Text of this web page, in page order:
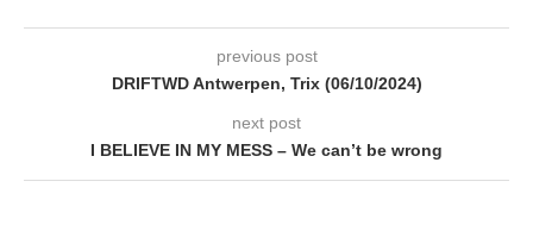
previous post
DRIFTWD Antwerpen, Trix (06/10/2024)
next post
I BELIEVE IN MY MESS – We can’t be wrong